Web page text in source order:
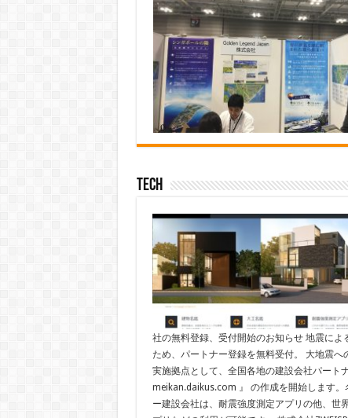
Tech
社の無料登録、受付開始のお知らせ 地震に
ため、パートナー登録を無料受付。 大地震
実施拠点として、全国各地の建設会社パー
meikan.daikus.com 』 の作成を開始します
ー建設会社は、耐震強度測定アプリの他、世